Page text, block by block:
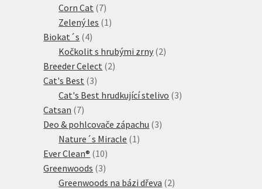
produkty
Corn Cat 77
produktů
Zelený les 1 1
Biokat´s 44
produkty
Kočkolit s hrubými zrny 22
Breeder Celect 22
Cat's Best 33
produkty
Cat's Best hrudkující stelivo 33
Catsan 77
produktů
Deo & pohlcovače zápachu 33
Nature´s Miracle 1 1
Ever Clean® 1010
produktů
Greenwoods 33
produkty
Greenwoods na bázi dřeva 22